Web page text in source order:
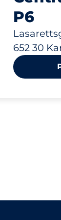
P6
652 30